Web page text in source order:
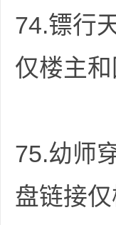
74.镖行
仅楼主
75.幼师
盘链接